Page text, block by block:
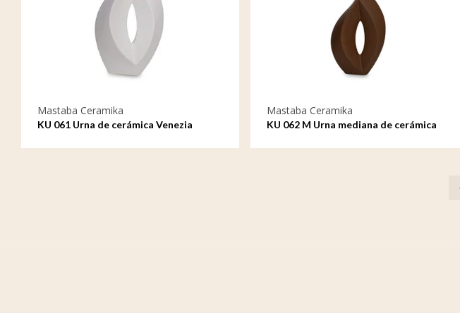
Mastaba Ceramika
KU 061 Urna de cerámica Venezia
Mastaba Ceramika
KU 062 M Urna mediana de cerámica